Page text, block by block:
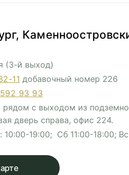
(3-й выход)
11 добавочный номер 226
93 93
с выходом из
дверь справа, офис 224.
10:00-19:00; Сб 11:00-18:00;